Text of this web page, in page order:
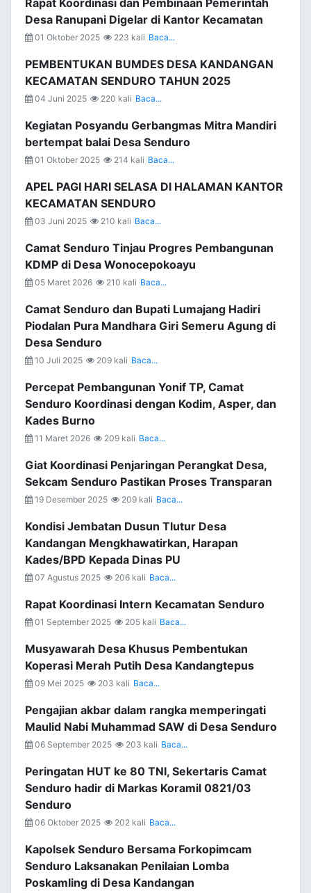
Rapat Koordinasi dan Pembinaan Pemerintah
Desa Ranupani Digelar di Kantor Kecamatan
01 Oktober 2025 223 kali Baca...
PEMBENTUKAN BUMDES DESA KANDANGAN
KECAMATAN SENDURO TAHUN 2025
04 Juni 2025 220 kali Baca...
Kegiatan Posyandu Gerbangmas Mitra Mandiri
bertempat balai Desa Senduro
01 Oktober 2025 214 kali Baca...
APEL PAGI HARI SELASA DI HALAMAN KANTOR
KECAMATAN SENDURO
03 Juni 2025 210 kali Baca...
Camat Senduro Tinjau Progres Pembangunan
KDMP di Desa Wonocepokoayu
05 Maret 2026 210 kali Baca...
Camat Senduro dan Bupati Lumajang Hadiri
Piodalan Pura Mandhara Giri Semeru Agung di
Desa Senduro
10 Juli 2025 209 kali Baca...
Percepat Pembangunan Yonif TP, Camat
Senduro Koordinasi dengan Kodim, Asper, dan
Kades Burno
11 Maret 2026 209 kali Baca...
Giat Koordinasi Penjaringan Perangkat Desa,
Sekcam Senduro Pastikan Proses Transparan
19 Desember 2025 209 kali Baca...
Kondisi Jembatan Dusun Tlutur Desa
Kandangan Mengkhawatirkan, Harapan
Kades/BPD Kepada Dinas PU
07 Agustus 2025 206 kali Baca...
Rapat Koordinasi Intern Kecamatan Senduro
01 September 2025 205 kali Baca...
Musyawarah Desa Khusus Pembentukan
Koperasi Merah Putih Desa Kandangtepus
09 Mei 2025 203 kali Baca...
Pengajian akbar dalam rangka memperingati
Maulid Nabi Muhammad SAW di Desa Senduro
06 September 2025 203 kali Baca...
Peringatan HUT ke 80 TNI, Sekertaris Camat
Senduro hadir di Markas Koramil 0821/03
Senduro
06 Oktober 2025 202 kali Baca...
Kapolsek Senduro Bersama Forkopimcam
Senduro Laksanakan Penilaian Lomba
Poskamling di Desa Kandangan